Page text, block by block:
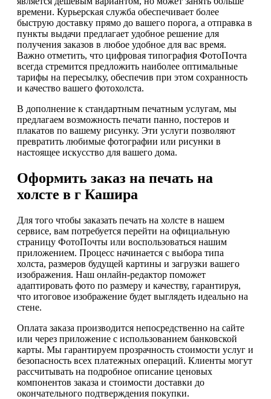
времени. Курьерская служба обеспечивает более
быструю доставку прямо до вашего порога, а отправка в
пункты выдачи предлагает удобное решение для
получения заказов в любое удобное для вас время.
Важно отметить, что цифровая типография ФотоПочта
всегда стремится предложить наиболее оптимальные
тарифы на пересылку, обеспечив при этом сохранность
и качество вашего фотохолста.
В дополнение к стандартным печатным услугам, мы
предлагаем возможность печати панно, постеров и
плакатов по вашему рисунку. Эти услуги позволяют
превратить любимые фотографии или рисунки в
настоящее искусство для вашего дома.
Оформить заказ на печать на
холсте в г Кашира
Для того чтобы заказать печать на холсте в нашем
сервисе, вам потребуется перейти на официальную
страницу ФотоПочты или воспользоваться нашим
приложением. Процесс начинается с выбора типа
холста, размеров будущей картины и загрузки вашего
изображения. Наш онлайн-редактор поможет
адаптировать фото по размеру и качеству, гарантируя,
что итоговое изображение будет выглядеть идеально на
стене.
Оплата заказа производится непосредственно на сайте
или через приложение с использованием банковской
карты. Мы гарантируем прозрачность стоимости услуг и
безопасность всех платежных операций. Клиенты могут
рассчитывать на подробное описание ценовых
компонентов заказа и стоимости доставки до
окончательного подтверждения покупки.